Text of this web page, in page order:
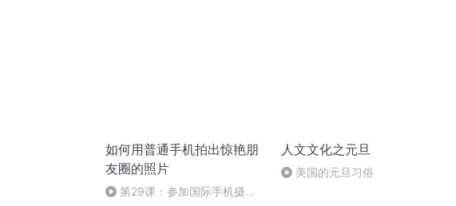
如何用普通手机拍出惊艳朋
友圈的照片
第29课：参加国际手机摄影
人文文化之元旦
美国的元旦习俗